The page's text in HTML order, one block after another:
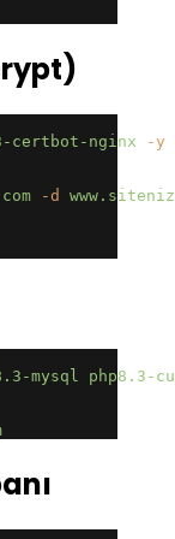
certbot-nginx -y
-d
mysql
php8.3-